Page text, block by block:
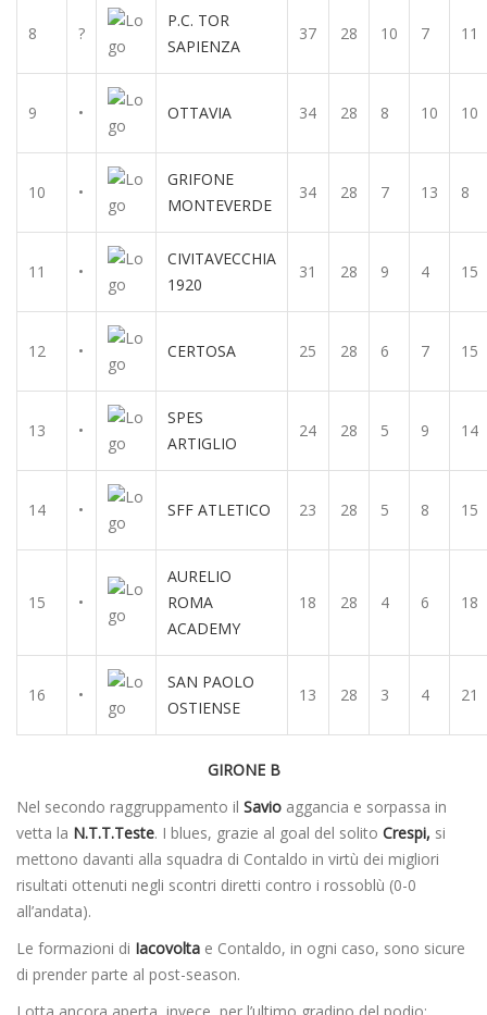
8 ?
P.C. TOR
SAPIENZA
37 28 10 7 11
9 • OTTAVIA 34 28 8 10 10
10 •
GRIFONE
MONTEVERDE
34 28 7 13 8
11 •
CIVITAVECCHIA
1920
31 28 9 4 15
12 • CERTOSA 25 28 6 7 15
13 •
SPES
ARTIGLIO
24 28 5 9 14
14 • SFF ATLETICO 23 28 5 8 15
15 •
AURELIO
ROMA
ACADEMY
18 28 4 6 18
16 •
SAN PAOLO
OSTIENSE
13 28 3 4 21
GIRONE B
Nel secondo raggruppamento il Savio aggancia e sorpassa in
vetta la N.T.T.Teste. I blues, grazie al goal del solito Crespi, si
mettono davanti alla squadra di Contaldo in virtù dei migliori
risultati ottenuti negli scontri diretti contro i rossoblù (0-0
all’andata).
Le formazioni di Iacovolta e Contaldo, in ogni caso, sono sicure
di prender parte al post-season.